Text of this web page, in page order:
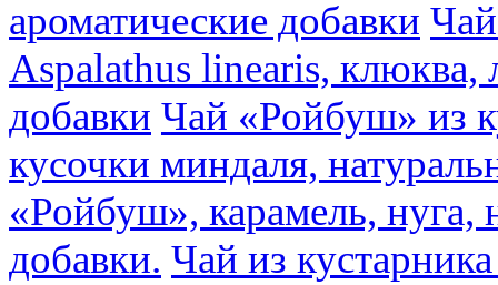
ароматические добавки
Aspalathus linearis, клюква,
добавки Чай «Ройбуш» из
кусочки миндаля,
«Ройбуш», карамель, нуга,
добавки. Чай из